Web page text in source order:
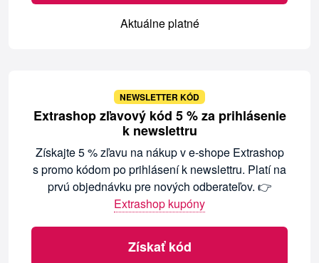
Aktuálne platné
NEWSLETTER KÓD
Extrashop zľavový kód 5 % za prihlásenie
k newslettru
Získajte 5 % zľavu na nákup v e-shope Extrashop
s promo kódom po prihlásení k newslettru. Platí na
prvú objednávku pre nových odberateľov. 👉
Extrashop kupóny
Získať kód